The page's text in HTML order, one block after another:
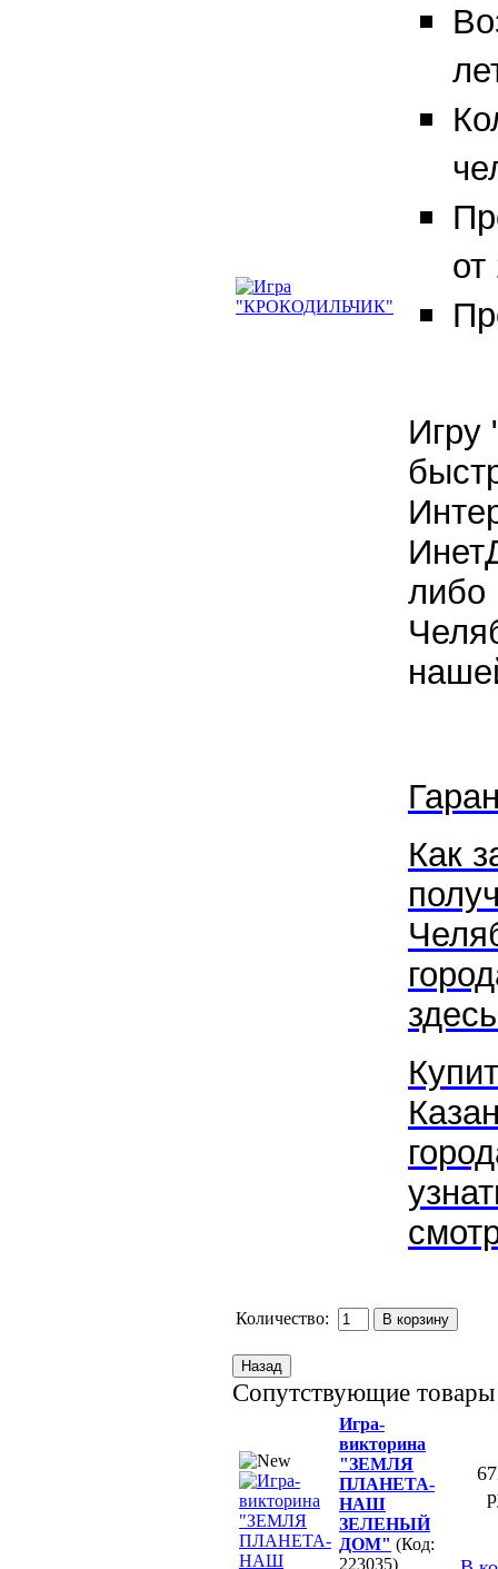
Игру
либо
Как
Количество:
Сопутствующие товары
Игра-
викторина
"ЗЕМЛЯ
ПЛАНЕТА-
НАШ
ЗЕЛЕНЫЙ
ДОМ" (Код:
223035)